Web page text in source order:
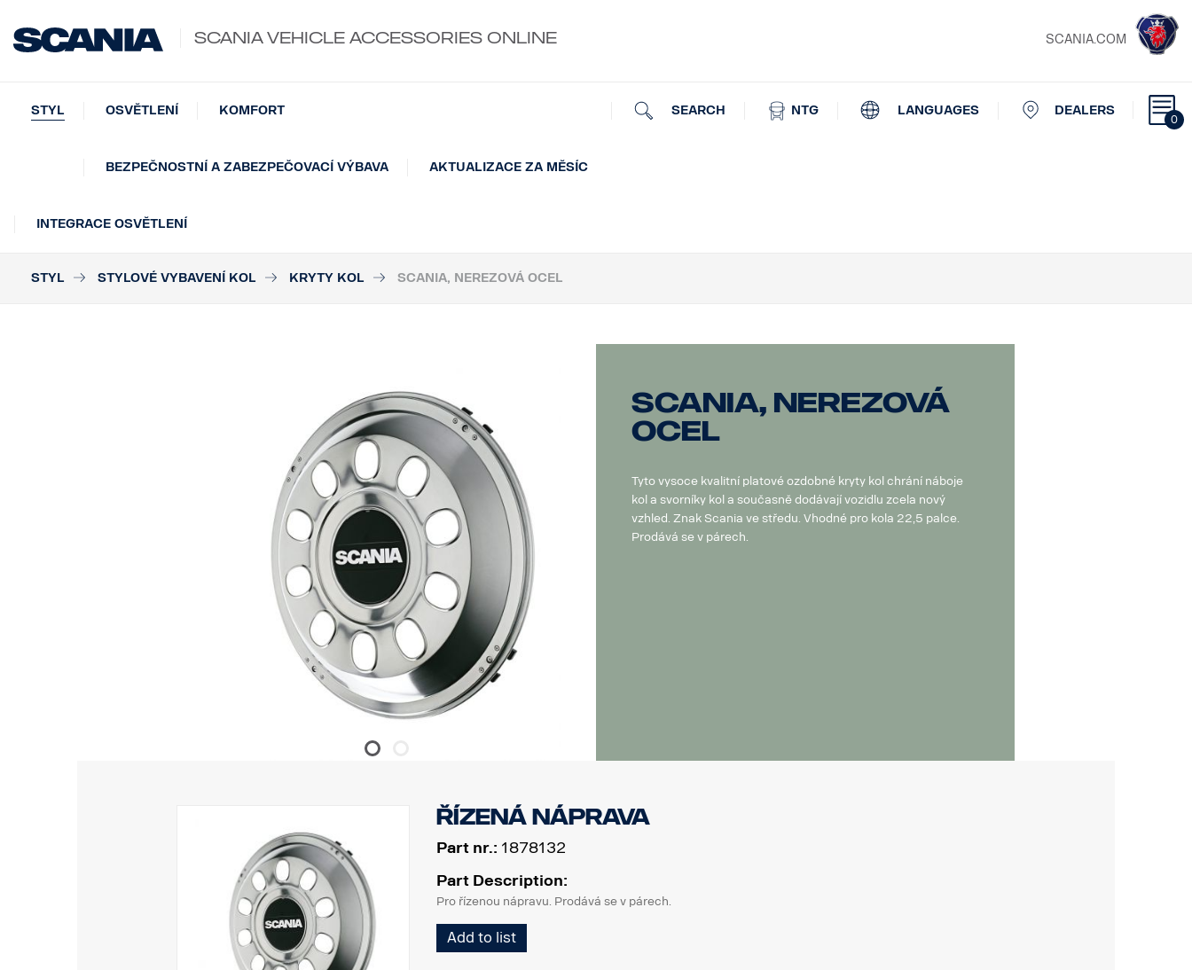
SCANIA VEHICLE ACCESSORIES ONLINE SCANIA.COM
0
SEARCH NTG LANGUAGES DEALERS
STYL OSVĚTLENÍ KOMFORT
BEZPEČNOSTNÍ A ZABEZPEČOVACÍ VÝBAVA AKTUALIZACE ZA MĚSÍC
INTEGRACE OSVĚTLENÍ
STYL STYLOVÉ VYBAVENÍ KOL KRYTY KOL SCANIA, NEREZOVÁ OCEL
Scania, nerezová
ocel
Tyto vysoce kvalitní platové ozdobné kryty kol chrání náboje
kol a svorníky kol a současně dodávají vozidlu zcela nový
vzhled. Znak Scania ve středu. Vhodné pro kola 22,5 palce.
Prodává se v párech.
Řízená náprava
Part nr.: 1878132
Part Description:
Pro řízenou nápravu. Prodává se v párech.
Add to list